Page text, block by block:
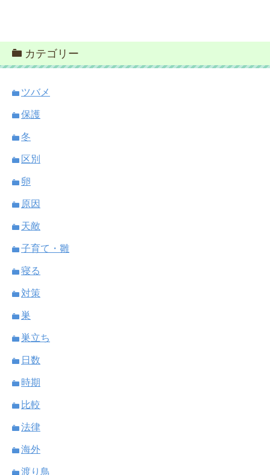
カテゴリー
ツバメ
保護
冬
区別
卵
原因
天敵
子育て・雛
寝る
対策
巣
巣立ち
日数
時期
比較
法律
海外
渡り鳥